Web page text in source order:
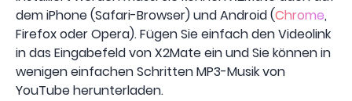
dem iPhone (Safari-Browser) und Android (Chrome,
Firefox oder Opera). Fügen Sie einfach den Videolink
in das Eingabefeld von X2Mate ein und Sie können in
wenigen einfachen Schritten MP3-Musik von
YouTube herunterladen.